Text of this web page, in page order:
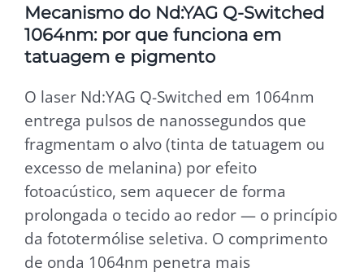
Mecanismo do Nd:YAG Q-Switched
1064nm: por que funciona em
tatuagem e pigmento
O laser Nd:YAG Q-Switched em 1064nm
entrega pulsos de nanossegundos que
fragmentam o alvo (tinta de tatuagem ou
excesso de melanina) por efeito
fotoacústico, sem aquecer de forma
prolongada o tecido ao redor — o princípio
da fototermólise seletiva. O comprimento
de onda 1064nm penetra mais